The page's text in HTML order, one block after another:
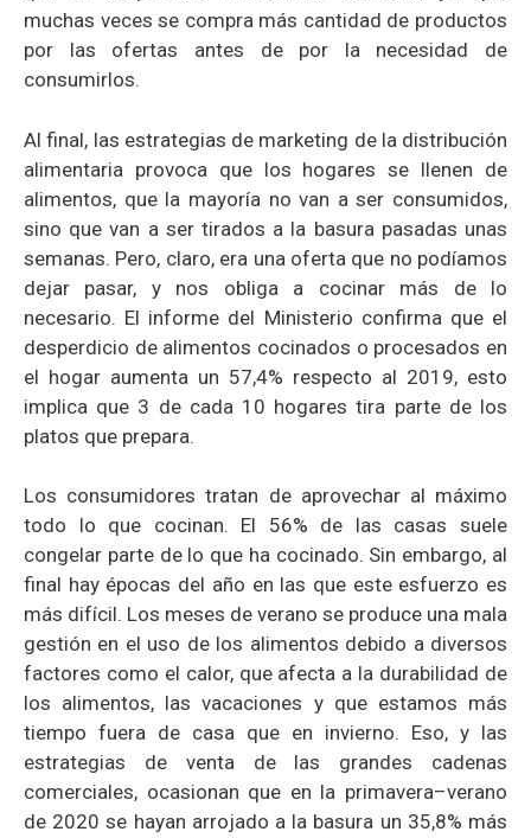
muchas veces se compra más cantidad de productos
por las ofertas antes de por la necesidad de
consumirlos.
Al final, las estrategias de marketing de la distribución
alimentaria provoca que los hogares se llenen de
alimentos, que la mayoría no van a ser consumidos,
sino que van a ser tirados a la basura pasadas unas
semanas. Pero, claro, era una oferta que no podíamos
dejar pasar, y nos obliga a cocinar más de lo
necesario. El informe del Ministerio confirma que el
desperdicio de alimentos cocinados o procesados en
el hogar aumenta un 57,4% respecto al 2019, esto
implica que 3 de cada 10 hogares tira parte de los
platos que prepara.
Los consumidores tratan de aprovechar al máximo
todo lo que cocinan. El 56% de las casas suele
congelar parte de lo que ha cocinado. Sin embargo, al
final hay épocas del año en las que este esfuerzo es
más difícil. Los meses de verano se produce una mala
gestión en el uso de los alimentos debido a diversos
factores como el calor, que afecta a la durabilidad de
los alimentos, las vacaciones y que estamos más
tiempo fuera de casa que en invierno. Eso, y las
estrategias de venta de las grandes cadenas
comerciales, ocasionan que en la primavera–verano
de 2020 se hayan arrojado a la basura un 35,8% más